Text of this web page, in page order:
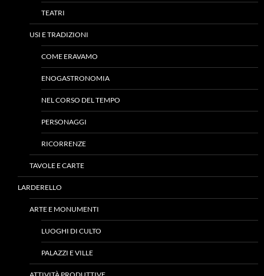
TEATRI
USI E TRADIZIONI
COME ERAVAMO
ENOGASTRONOMIA
NEL CORSO DEL TEMPO
PERSONAGGI
RICORRENZE
TAVOLE E CARTE
LARDERELLO
ARTE E MONUMENTI
LUOGHI DI CULTO
PALAZZI E VILLE